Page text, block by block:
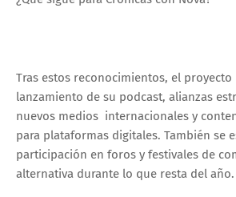
Tras estos reconocimientos, el proyecto
lanzamiento de su podcast, alianzas
nuevos medios internacionales y
para plataformas digitales. También se
participación en foros y festivales de
alternativa durante lo que resta del año.